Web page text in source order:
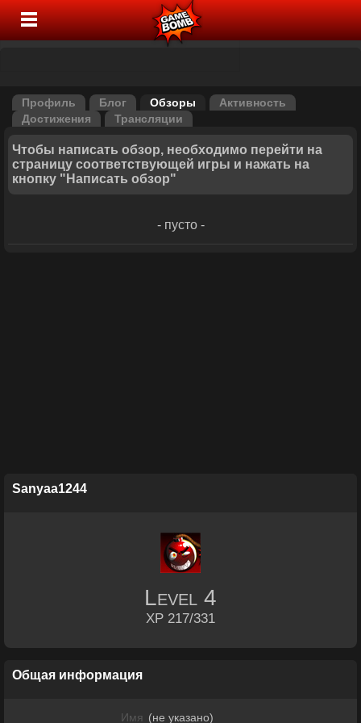
Профиль Блог Обзоры
Активность
Достижения
Трансляции
Чтобы написать обзор, необходимо перейти на
страницу соответствующей игры и нажать на
кнопку "Написать обзор"
- пусто -
Sanyaa1244
Level 4
XP 217/331
Общая информация
Имя (не указано)